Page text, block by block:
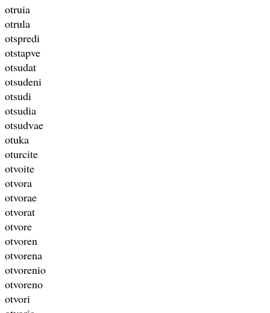
otruia
otrula
otspredi
otstapve
otsudat
otsudeni
otsudi
otsudia
otsudvae
otuka
oturcite
otvoite
otvora
otvorae
otvorat
otvore
otvoren
otvorena
otvorenio
otvoreno
otvori